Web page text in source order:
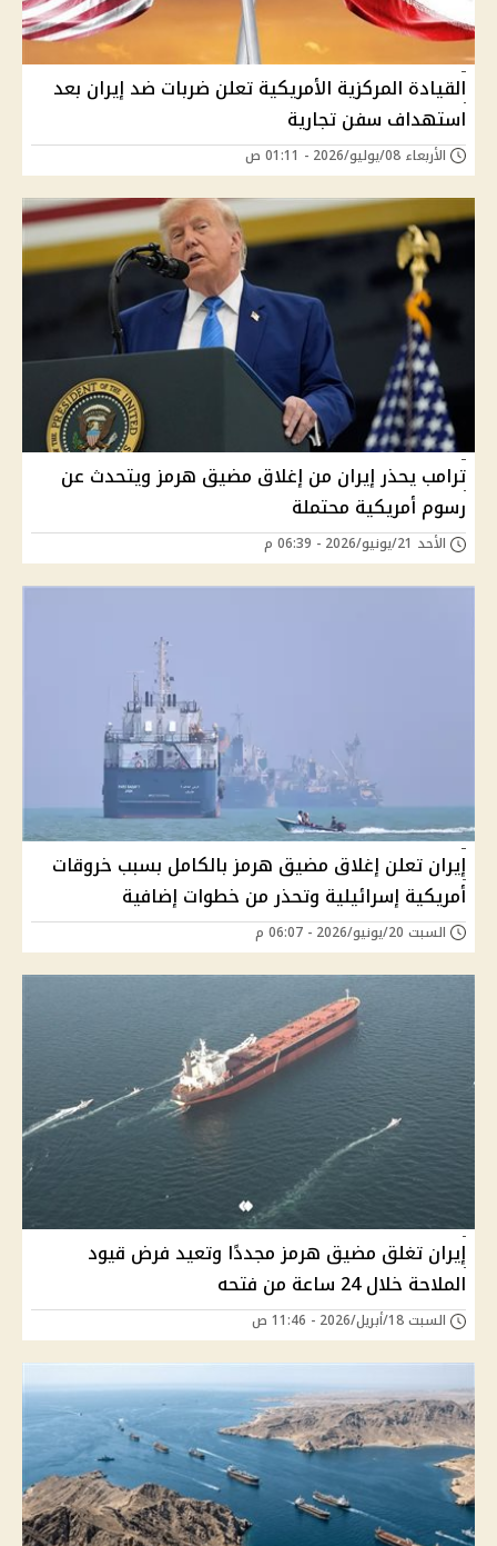
القيادة المركزية الأمريكية تعلن ضربات ضد إيران بعد
استهداف سفن تجارية
الأربعاء 08/يوليو/2026 - 01:11 ص
ترامب يحذر إيران من إغلاق مضيق هرمز ويتحدث عن
رسوم أمريكية محتملة
الأحد 21/يونيو/2026 - 06:39 م
إيران تعلن إغلاق مضيق هرمز بالكامل بسبب خروقات
أمريكية إسرائيلية وتحذر من خطوات إضافية
السبت 20/يونيو/2026 - 06:07 م
إيران تغلق مضيق هرمز مجددًا وتعيد فرض قيود
الملاحة خلال 24 ساعة من فتحه
السبت 18/أبريل/2026 - 11:46 ص